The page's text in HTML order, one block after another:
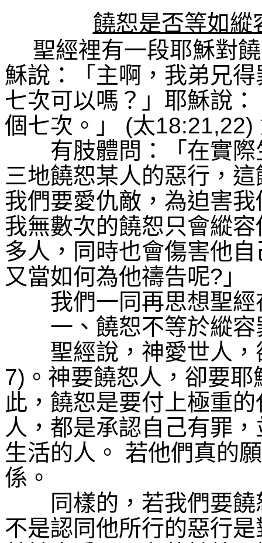
饒恕是否等如縱
聖經裡有一段耶穌對
穌說：「主啊，我弟兄
七次可以嗎？」耶穌說：
個七次。」 (太18:21,22)
有肢體問：「在實際
三地饒恕某人的惡行，
我們要愛仇敵，為迫害
我無數次的饒恕只會縱
多人，同時也會傷害他
又當如何為他禱告呢? 」
我們一同再思想聖經
一、饒恕不等於縱容
聖經說，神愛世人，
7) 。神要饒恕人，卻要
此，饒恕是要付上極重
人，都是承認自己有罪
生活的人。 若他們真的
係。
同樣的，若我們要饒
不是認同他所行的惡行